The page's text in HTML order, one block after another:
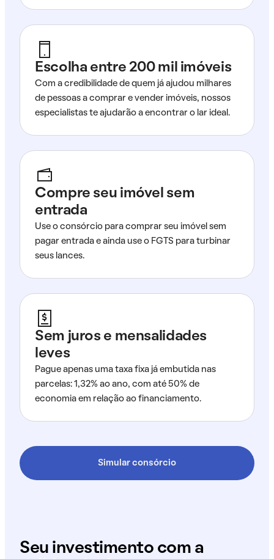
Escolha entre 200 mil imóveis
Com a credibilidade de quem já ajudou milhares
de pessoas a comprar e vender imóveis, nossos
especialistas te ajudarão a encontrar o lar ideal.
Compre seu imóvel sem
entrada
Use o consórcio para comprar seu imóvel sem
pagar entrada e ainda use o FGTS para turbinar
seus lances.
Sem juros e mensalidades
leves
Pague apenas uma taxa fixa já embutida nas
parcelas: 1,32% ao ano, com até 50% de
economia em relação ao financiamento.
Simular consórcio
Seu investimento com a